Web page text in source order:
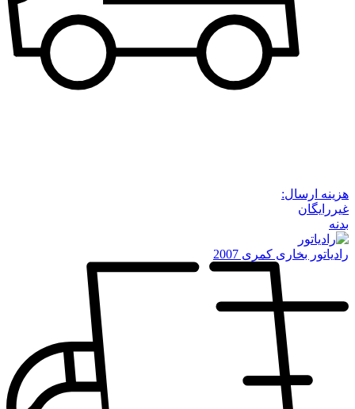
هزینه ارسال:
غیررایگان
بدنه
رادیاتور بخاری کمری 2007